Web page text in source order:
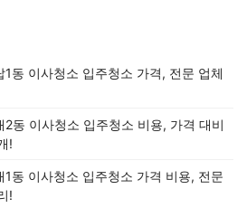
동 이사청소 입주청소 가격, 전문 업체
동 이사청소 입주청소 비용, 가격 대비
!
동 이사청소 입주청소 가격 비용, 전문
!